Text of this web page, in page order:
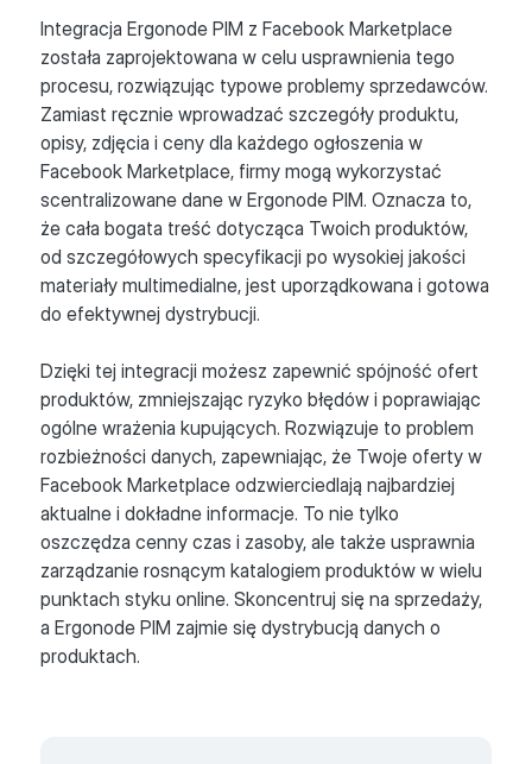
Integracja Ergonode PIM z Facebook Marketplace
została zaprojektowana w celu usprawnienia tego
procesu, rozwiązując typowe problemy sprzedawców.
Zamiast ręcznie wprowadzać szczegóły produktu,
opisy, zdjęcia i ceny dla każdego ogłoszenia w
Facebook Marketplace, firmy mogą wykorzystać
scentralizowane dane w Ergonode PIM. Oznacza to,
że cała bogata treść dotycząca Twoich produktów,
od szczegółowych specyfikacji po wysokiej jakości
materiały multimedialne, jest uporządkowana i gotowa
do efektywnej dystrybucji.
Dzięki tej integracji możesz zapewnić spójność ofert
produktów, zmniejszając ryzyko błędów i poprawiając
ogólne wrażenia kupujących. Rozwiązuje to problem
rozbieżności danych, zapewniając, że Twoje oferty w
Facebook Marketplace odzwierciedlają najbardziej
aktualne i dokładne informacje. To nie tylko
oszczędza cenny czas i zasoby, ale także usprawnia
zarządzanie rosnącym katalogiem produktów w wielu
punktach styku online. Skoncentruj się na sprzedaży,
a Ergonode PIM zajmie się dystrybucją danych o
produktach.